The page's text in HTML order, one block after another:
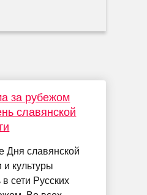
за рубежом
славянской
Дня славянской
и культуры
сети Русских